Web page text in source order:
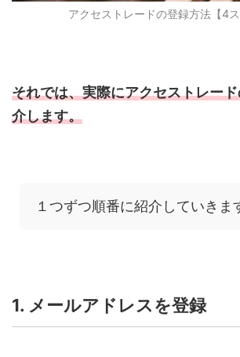
アクセストレードの登録方法【4ス
それでは、実際にアクセストレー
介します。
１つずつ順番に紹介していきま
1. メールアドレスを登録